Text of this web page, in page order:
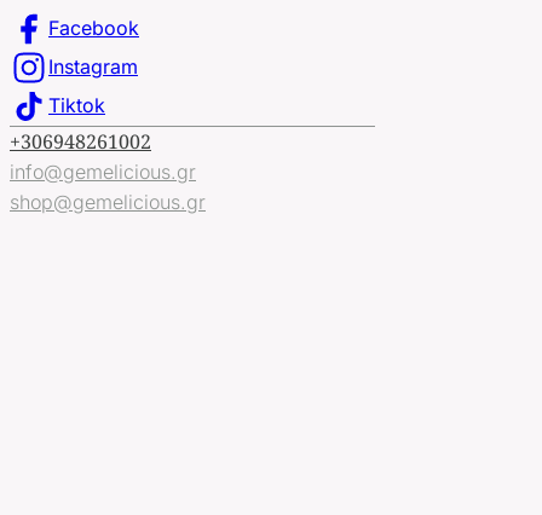
Facebook
Instagram
Tiktok
+306948261002
info@gemelicious.gr
shop@gemelicious.gr